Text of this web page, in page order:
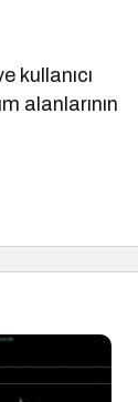
kullanıcı
alanlarının